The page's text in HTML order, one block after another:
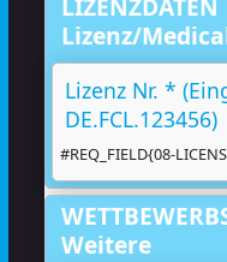
LIZENZDATEN
Lizenz/
Lizenz Nr. *
DE.FCL.123456)
#REQ_FIELD{08-
Weitere